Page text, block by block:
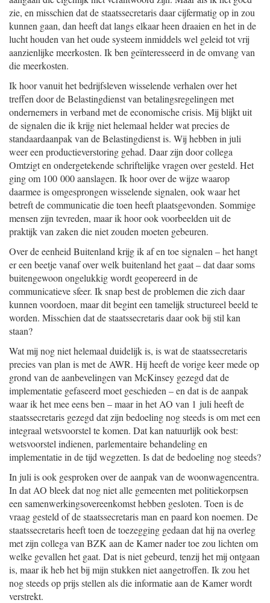
zie, en misschien dat de staatssecretaris daar cijfermatig op in zou
kunnen gaan, dan heeft dat langs elkaar heen draaien en het in de
lucht houden van het oude systeem inmiddels wel geleid tot vrij
aanzienlijke meerkosten. Ik ben geïnteresseerd in de omvang van
die meerkosten.
Ik hoor vanuit het bedrijfsleven wisselende verhalen over het
treffen door de Belastingdienst van betalingsregelingen met
ondernemers in verband met de economische crisis. Mij blijkt uit
de signalen die ik krijg niet helemaal helder wat precies de
standaardaanpak van de Belastingdienst is. Wij hebben in juli
weer een productieverstoring gehad. Daar zijn door collega
Omtzigt en ondergetekende schriftelijke vragen over gesteld. Het
ging om 100 000 aanslagen. Ik hoor over de wijze waarop
daarmee is omgesprongen wisselende signalen, ook waar het
betreft de communicatie die toen heeft plaatsgevonden. Sommige
mensen zijn tevreden, maar ik hoor ook voorbeelden uit de
praktijk van zaken die niet zouden moeten gebeuren.
Over de eenheid Buitenland krijg ik af en toe signalen – het hangt
er een beetje vanaf over welk buitenland het gaat – dat daar soms
buitengewoon ongelukkig wordt geopereerd in de
communicatieve sfeer. Ik snap best de problemen die zich daar
kunnen voordoen, maar dit begint een tamelijk structureel beeld te
worden. Misschien dat de staatssecretaris daar ook bij stil kan
staan?
Wat mij nog niet helemaal duidelijk is, is wat de staatssecretaris
precies van plan is met de AWR. Hij heeft de vorige keer mede op
grond van de aanbevelingen van McKinsey gezegd dat de
implementatie gefaseerd moet geschieden – en dat is de aanpak
waar ik het mee eens ben – maar in het AO van 1 juli heeft de
staatssecretaris gezegd dat zijn bedoeling nog steeds is om met een
integraal wetsvoorstel te komen. Dat kan natuurlijk ook best:
wetsvoorstel indienen, parlementaire behandeling en
implementatie in de tijd wegzetten. Is dat de bedoeling nog steeds?
In juli is ook gesproken over de aanpak van de woonwagencentra.
In dat AO bleek dat nog niet alle gemeenten met politiekorpsen
een samenwerkingsovereenkomst hebben gesloten. Toen is de
vraag gesteld of de staatssecretaris man en paard kon noemen. De
staatssecretaris heeft toen de toezegging gedaan dat hij na overleg
met zijn collega van BZK aan de Kamer nader toe zou lichten om
welke gevallen het gaat. Dat is niet gebeurd, tenzij het mij ontgaan
is, maar ik heb het bij mijn stukken niet aangetroffen. Ik zou het
nog steeds op prijs stellen als die informatie aan de Kamer wordt
verstrekt.